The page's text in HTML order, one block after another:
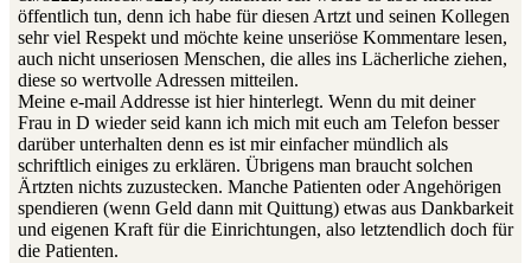
öffentlich tun, denn ich habe für diesen Artzt und seinen Kollegen
sehr viel Respekt und möchte keine unseriöse Kommentare lesen,
auch nicht unseriosen Menschen, die alles ins Lächerliche ziehen,
diese so wertvolle Adressen mitteilen.
Meine e-mail Addresse ist hier hinterlegt. Wenn du mit deiner
Frau in D wieder seid kann ich mich mit euch am Telefon besser
darüber unterhalten denn es ist mir einfacher mündlich als
schriftlich einiges zu erklären. Übrigens man braucht solchen
Ärtzten nichts zuzustecken. Manche Patienten oder Angehörigen
spendieren (wenn Geld dann mit Quittung) etwas aus Dankbarkeit
und eigenen Kraft für die Einrichtungen, also letztendlich doch für
die Patienten.